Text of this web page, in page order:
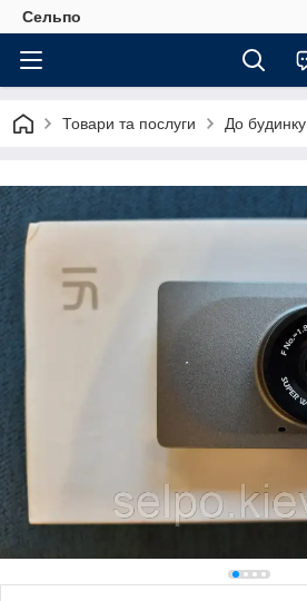
Сельпо
Товари та послуги До будинку